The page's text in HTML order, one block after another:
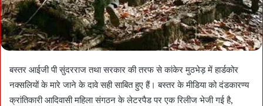
बस्तर आईजी पी सुंदरराज तथा सरकार की तरफ से कांकेर मुठभेड़ में हार्डकोर
नक्सलियों के मारे जाने के दावे सही साबित हुए हैं। बस्तर के मीडिया को दंडकारण्य
क्रांतिकारी आदिवासी महिला संगठन के लेटरपैड पर एक रिलीज भेजी गई है,